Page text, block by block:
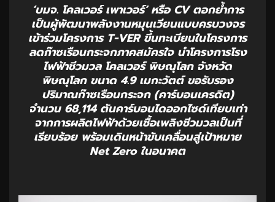
‘บมจ. โคลเวอร์ เพาเวอร์’ หรือ CV ตอกย้ำการ
เป็นผู้พัฒนาพลังงานหมุนเวียนแบบครบวงจร
เข้าร่วมโครงการ T-VER ขึ้นทะเบียนในโครงการ
ลดก๊าซเรือนกระจกภาคสมัครใจ นำโครงการโรง
ไฟฟ้าชีวมวล โคลเวอร์ พิษณุโลก จังหวัด
พิษณุโลก ขนาด 4.9 เมกะวัตต์ ขอรับรอง
ปริมาณก๊าซเรือนกระจก (คาร์บอนเครดิต)
จำนวน 68,114 ตันคาร์บอนไดออกไซด์เทียบเท่า
จากการผลิตไฟฟ้าด้วยเชื้อเพลิงชีวมวลเป็นที่
เรียบร้อย พร้อมเดินหน้าขับเคลื่อนสู่เป้าหมาย
Net Zero ในอนาคต